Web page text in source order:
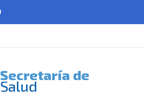
Secretaría de
Salud